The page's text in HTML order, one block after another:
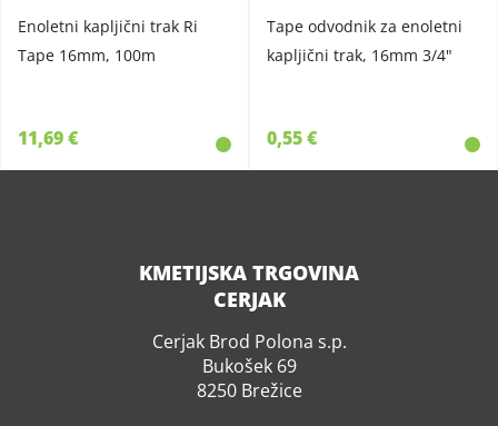
Enoletni kapljični trak Ri
Tape 16mm, 100m
11,69 €
Tape odvodnik za enoletni
kapljični trak, 16mm 3/4"
0,55 €
KMETIJSKA TRGOVINA
CERJAK
Cerjak Brod Polona s.p.
Bukošek 69
8250 Brežice